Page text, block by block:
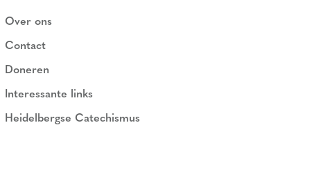
Over ons
Contact
Doneren
Interessante links
Heidelbergse Catechismus